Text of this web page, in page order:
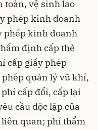
toàn, vệ sinh lao
phép kinh doanh
phép kinh doanh
định cấp thẻ
cấp giấy phép
quản lý vũ khí,
cấp đổi, cấp lại
cầu độc lập của
quan; phí thẩm